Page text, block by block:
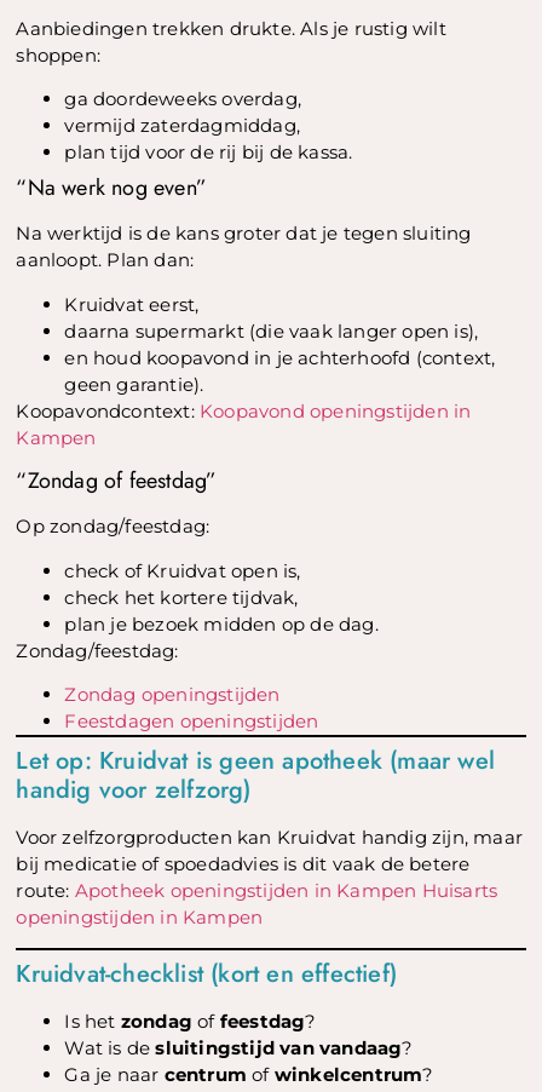
Aanbiedingen trekken drukte. Als je rustig wilt
shoppen:
ga doordeweeks overdag,
vermijd zaterdagmiddag,
plan tijd voor de rij bij de kassa.
“Na werk nog even”
Na werktijd is de kans groter dat je tegen sluiting
aanloopt. Plan dan:
Kruidvat eerst,
daarna supermarkt (die vaak langer open is),
en houd koopavond in je achterhoofd (context,
geen garantie).
Koopavondcontext: Koopavond openingstijden in
Kampen
“Zondag of feestdag”
Op zondag/feestdag:
check of Kruidvat open is,
check het kortere tijdvak,
plan je bezoek midden op de dag.
Zondag/feestdag:
Zondag openingstijden
Feestdagen openingstijden
Let op: Kruidvat is geen apotheek (maar wel
handig voor zelfzorg)
Voor zelfzorgproducten kan Kruidvat handig zijn, maar
bij medicatie of spoedadvies is dit vaak de betere
route: Apotheek openingstijden in Kampen Huisarts
openingstijden in Kampen
Kruidvat-checklist (kort en effectief)
Is het zondag of feestdag?
Wat is desluitingstijd van vandaag?
Ga je naar centrum of winkelcentrum?